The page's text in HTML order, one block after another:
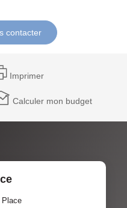
contacter
Imprimer
Calculer mon budget
Place